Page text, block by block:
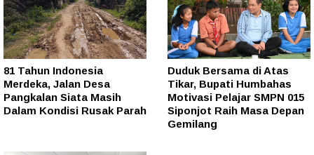
81 Tahun Indonesia
Merdeka, Jalan Desa
Pangkalan Siata Masih
Dalam Kondisi Rusak Parah
Duduk Bersama di Atas
Tikar, Bupati Humbahas
Motivasi Pelajar SMPN 015
Siponjot Raih Masa Depan
Gemilang